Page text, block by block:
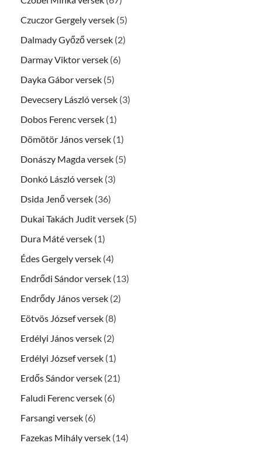
Czuczor Gergely versek (5)
Dalmady Győző versek (2)
Darmay Viktor versek (6)
Dayka Gábor versek (5)
Devecsery László versek (3)
Dobos Ferenc versek (1)
Dömötör János versek (1)
Donászy Magda versek (5)
Donkó László versek (3)
Dsida Jenő versek (36)
Dukai Takách Judit versek (5)
Dura Máté versek (1)
Édes Gergely versek (4)
Endrődi Sándor versek (13)
Endrődy János versek (2)
Eötvös József versek (8)
Erdélyi János versek (2)
Erdélyi József versek (1)
Erdős Sándor versek (21)
Faludi Ferenc versek (6)
Farsangi versek (6)
Fazekas Mihály versek (14)